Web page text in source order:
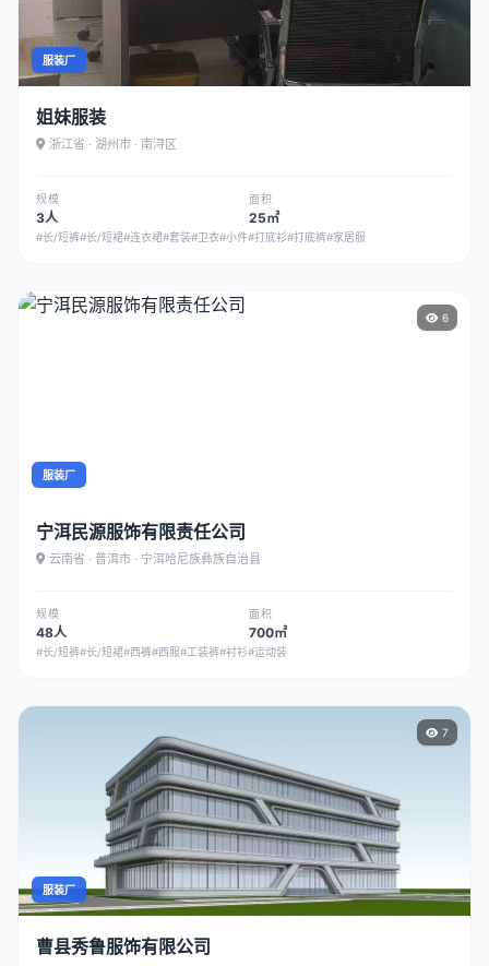
服装厂
姐妹服装
浙江省 · 湖州市 · 南浔区
规模
3人
面积
25㎡
#长/短裤#长/短裙#连衣裙#套装#卫衣#小件#打底衫#打底裤#家居服
6
服装厂
宁洱民源服饰有限责任公司
云南省 · 普洱市 · 宁洱哈尼族彝族自治县
规模
48人
面积
700㎡
#长/短裤#长/短裙#西裤#西服#工装裤#衬衫#运动装
7
服装厂
曹县秀鲁服饰有限公司